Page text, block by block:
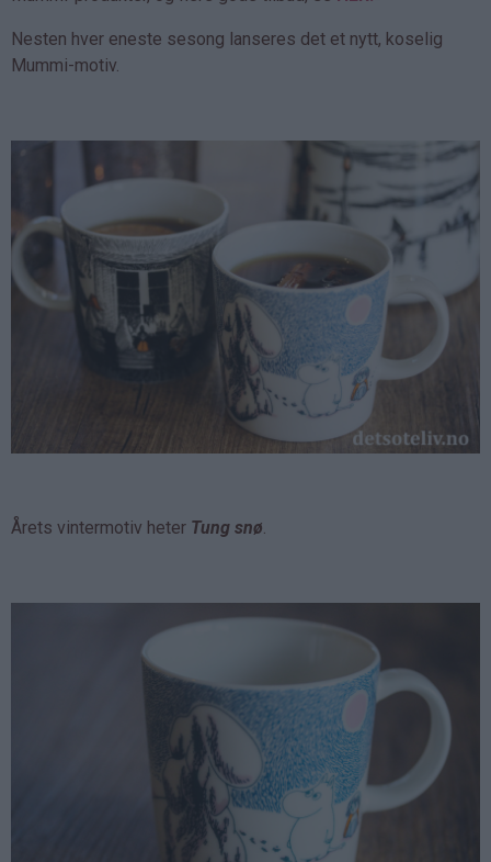
Nesten hver eneste sesong lanseres det et nytt, koselig
Mummi-motiv.
Årets vintermotiv heter Tung snø.